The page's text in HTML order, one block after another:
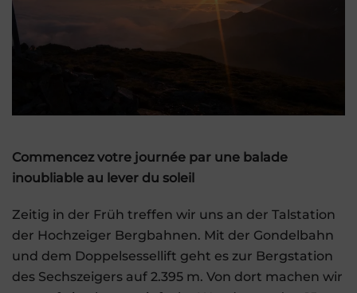
Commencez votre journée par une balade
inoubliable au lever du soleil
Zeitig in der Früh treffen wir uns an der Talstation
der Hochzeiger Bergbahnen. Mit der Gondelbahn
und dem Doppelsessellift geht es zur Bergstation
des Sechszeigers auf 2.395 m. Von dort machen wir